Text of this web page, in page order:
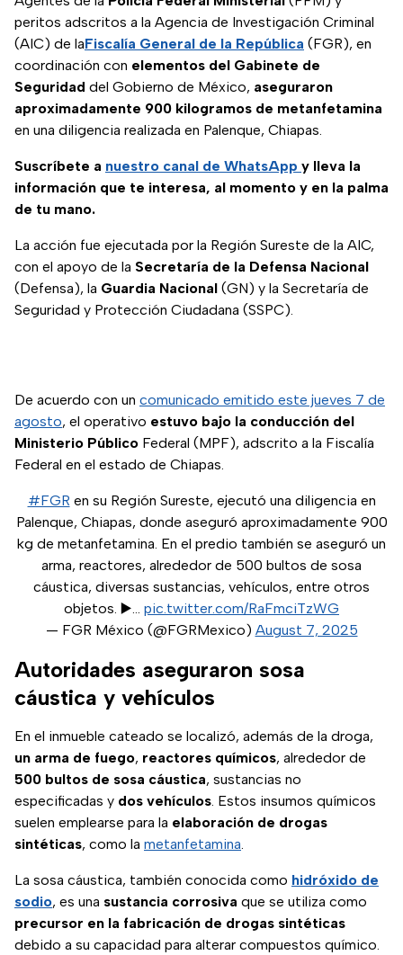
peritos adscritos a la Agencia de Investigación Criminal
(AIC) de laFiscalía General de la República (FGR), en
coordinación con elementos del Gabinete de
Seguridad del Gobierno de México, aseguraron
aproximadamente 900 kilogramos de metanfetamina
en una diligencia realizada en Palenque, Chiapas.
Suscríbete a nuestro canal de WhatsApp y lleva la
información que te interesa, al momento y en la palma
de tu mano.
La acción fue ejecutada por la Región Sureste de la AIC,
con el apoyo de la Secretaría de la Defensa Nacional
(Defensa), la Guardia Nacional (GN) y la Secretaría de
Seguridad y Protección Ciudadana (SSPC).
De acuerdo con un comunicado emitido este jueves 7 de
agosto, el operativo estuvo bajo la conducción del
Ministerio Público Federal (MPF), adscrito a la Fiscalía
Federal en el estado de Chiapas.
#FGR en su Región Sureste, ejecutó una diligencia en
Palenque, Chiapas, donde aseguró aproximadamente 900
kg de metanfetamina. En el predio también se aseguró un
arma, reactores, alrededor de 500 bultos de sosa
cáustica, diversas sustancias, vehículos, entre otros
objetos. ▶️… pic.twitter.com/RaFmciTzWG
— FGR México (@FGRMexico) August 7, 2025
Autoridades aseguraron sosa
cáustica y vehículos
En el inmueble cateado se localizó, además de la droga,
un arma de fuego, reactores químicos, alrededor de
500 bultos de sosa cáustica, sustancias no
especificadas y dos vehículos. Estos insumos químicos
suelen emplearse para la elaboración de drogas
sintéticas, como la metanfetamina.
La sosa cáustica, también conocida como hidróxido de
sodio, es una sustancia corrosiva que se utiliza como
precursor en la fabricación de drogas sintéticas
debido a su capacidad para alterar compuestos químico.